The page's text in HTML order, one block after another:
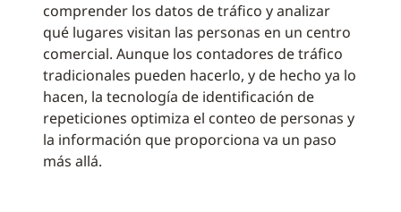
comprender los datos de tráfico y analizar
qué lugares visitan las personas en un centro
comercial. Aunque los contadores de tráfico
tradicionales pueden hacerlo, y de hecho ya lo
hacen, la tecnología de identificación de
repeticiones optimiza el conteo de personas y
la información que proporciona va un paso
más allá.